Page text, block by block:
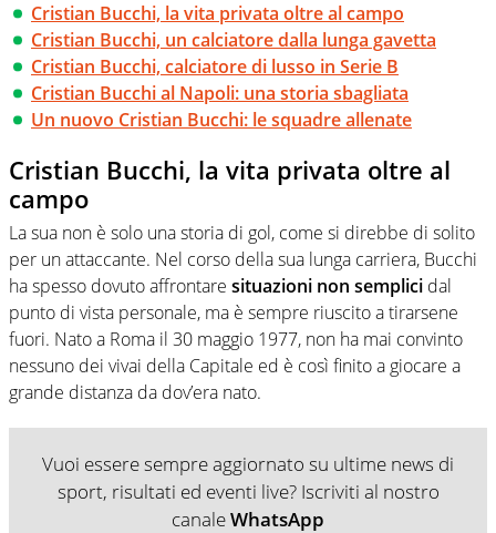
Cristian Bucchi, la vita privata oltre al campo
Cristian Bucchi, un calciatore dalla lunga gavetta
Cristian Bucchi, calciatore di lusso in Serie B
Cristian Bucchi al Napoli: una storia sbagliata
Un nuovo Cristian Bucchi: le squadre allenate
Cristian Bucchi, la vita privata oltre al
campo
La sua non è solo una storia di gol, come si direbbe di solito
per un attaccante. Nel corso della sua lunga carriera, Bucchi
ha spesso dovuto affrontare situazioni non semplici dal
punto di vista personale, ma è sempre riuscito a tirarsene
fuori. Nato a Roma il 30 maggio 1977, non ha mai convinto
nessuno dei vivai della Capitale ed è così finito a giocare a
grande distanza da dov’era nato.
Vuoi essere sempre aggiornato su ultime news di
sport, risultati ed eventi live? Iscriviti al nostro
canaleWhatsApp